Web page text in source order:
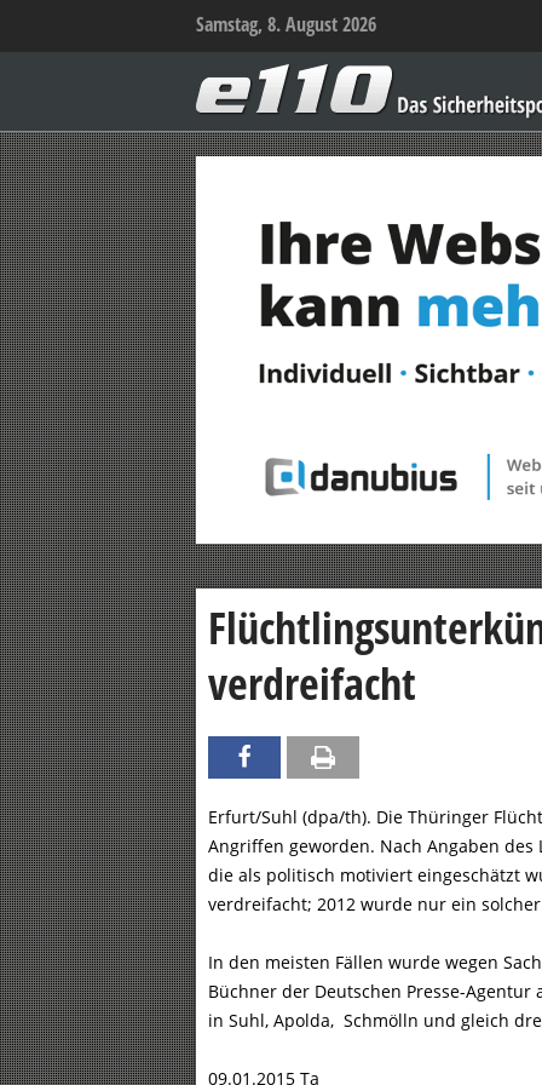
Samstag, 8. August 2026
–
Das
Sicherheitsportal
verdreifacht
Erfurt/Suhl (dpa/th). Die Thüringer
Angriffen geworden. Nach Angaben
die als politisch motiviert eingeschätzt
verdreifacht; 2012 wurde nur ein
In den meisten Fällen wurde wegen
Büchner der Deutschen Presse-
in Suhl, Apolda, Schmölln und gleich
09.01.2015 Ta